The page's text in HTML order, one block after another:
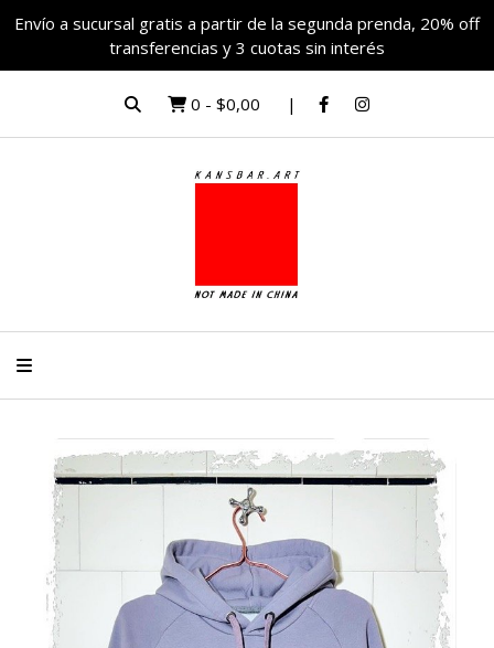
Envío a sucursal gratis a partir de la segunda prenda, 20% off
transferencias y 3 cuotas sin interés
0 - $0,00